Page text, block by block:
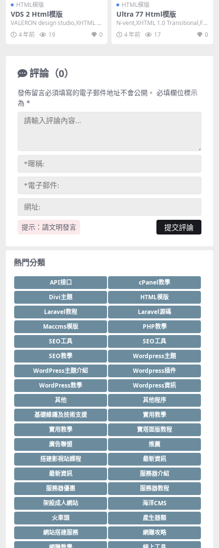
HTML模版
VDS 2 Html模版
VALERON design studio,XHTML 1.
0 Transiti...
4 年前 19 0
HTML模版
Ultra 77 Html模版
N-vent,XHTML 1.0 Transitional,Fix
ed Widt...
4 年前 17 0
評論（0）
提示：請文明發言
發佈留言必須填寫的電子郵件地址不會公開。 必填欄位標示
為 *
熱門分類
API接口
cPanel教學
Divi主題
HTML模版
Laravel教程
Laravel源碼
Maccms模版
PHP教學
SEO工具
SEO工具
SEO教學
Wordpress主題
WordPress主題介紹
Wordpress插件
WordPress教學
Wordpress資訊
其他
其他程序
基礎維護及技術支援
實用教學
實用教學
寶塔面版教程
廣告聯盟
推薦
搭建影視站課程
最新資訊
最新資訊
服務器介紹
服務器優惠
服務器教程
架設成人網站
海洋CMS
火車頭
產生器類
網站搭建服務
網賺攻略